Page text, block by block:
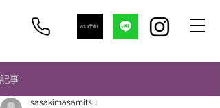
WEB予約
記事
sasakimasamitsu